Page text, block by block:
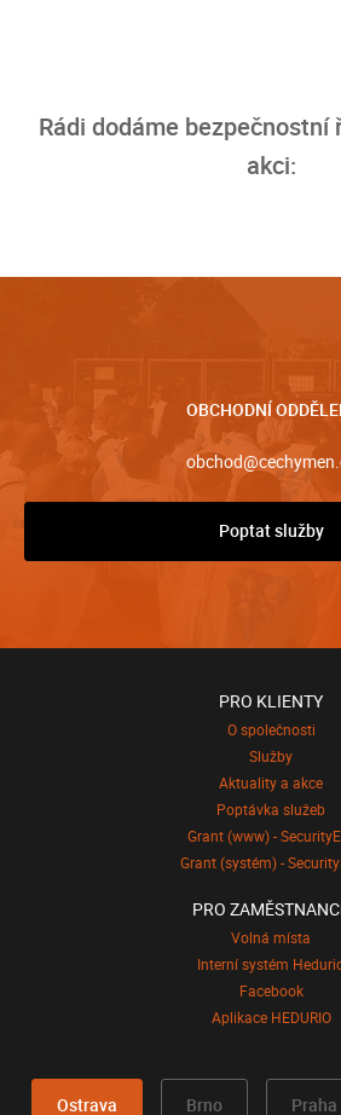
Rádi dodáme bezpečnostní
akci:
OBCHODNÍ
Poptat služby
PRO KLIENTY
O společnosti
Služby
Aktuality a akce
Poptávka služeb
Grant (www) -
Grant (systém) -
PRO
Volná místa
Interní systém
Facebook
Aplikace HEDURIO
Ostrava Brno Praha